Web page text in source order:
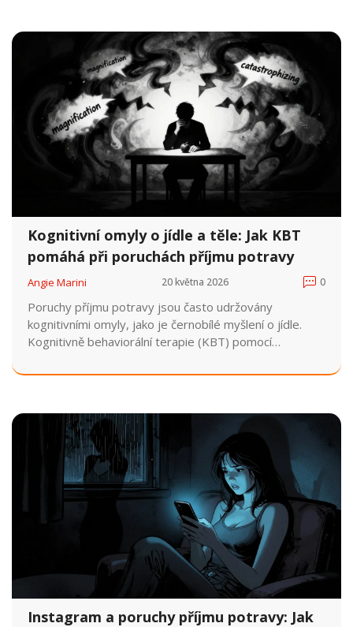
Kognitivní omyly o jídle a těle: Jak KBT
pomáhá při poruchách příjmu potravy
Angie Marini 20 května 2026 0
Poruchy příjmu potravy jsou často udržovány
kognitivními omyly, jako je černobílé myšlení o jídle.
Kognitivně behaviorální terapie (KBT) pomocí
pomáhá tyto omyly překonat. Zjistěte, jak funguje
Instagram a poruchy příjmu potravy: Jak